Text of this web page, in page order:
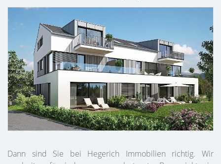
Dann sind Sie bei Hegerich Immobilien richtig. Wir